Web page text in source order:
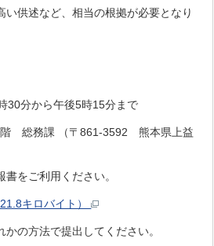
供述など、相当の根拠が必要となり
分から午後5時15分まで
階 総務課 （〒861-3592 熊本県上益
をご利用ください。
キロバイト）
の方法で提出してください。